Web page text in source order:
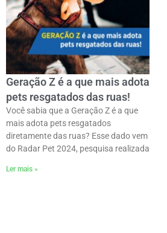
Geração Z é a que mais adota
pets resgatados das ruas!
Você sabia que a Geração Z é a que
mais adota pets resgatados
diretamente das ruas? Esse dado vem
do Radar Pet 2024, pesquisa realizada
Ler mais »